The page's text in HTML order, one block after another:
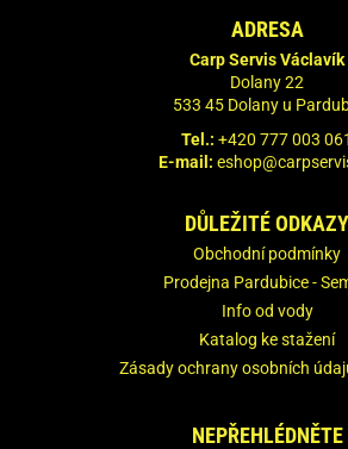
ADRESA
Carp Servis Václavík
Dolany 22
533 45 Dolany u
Tel.: +420 777 003 061
E-mail:
DŮLEŽITÉ ODKAZY
Obchodní podmínky
Prodejna Pardubice -
Info od vody
Katalog ke stažení
Zásady ochrany osobních
NEPŘEHLÉDNĚTE